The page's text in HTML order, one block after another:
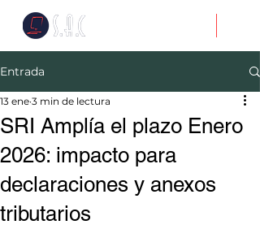
Entrada
SRI Amplía el plazo Enero
2026: impacto para
declaraciones y anexos
tributarios
13 ene 3 min de lectura